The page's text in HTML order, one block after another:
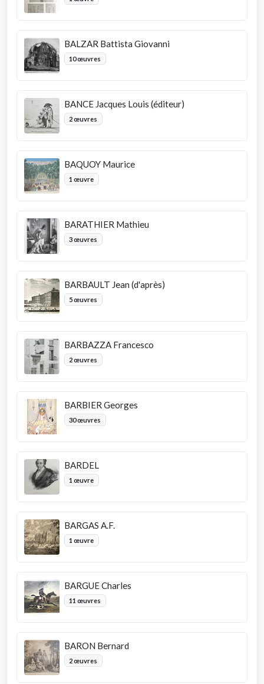
BALZAR Battista Giovanni
10 œuvres
BANCE Jacques Louis (éditeur)
2 œuvres
BAQUOY Maurice
1 œuvre
BARATHIER Mathieu
3 œuvres
BARBAULT Jean (d'après)
5 œuvres
BARBAZZA Francesco
2 œuvres
BARBIER Georges
30 œuvres
BARDEL
1 œuvre
BARGAS A.F.
1 œuvre
BARGUE Charles
11 œuvres
BARON Bernard
2 œuvres